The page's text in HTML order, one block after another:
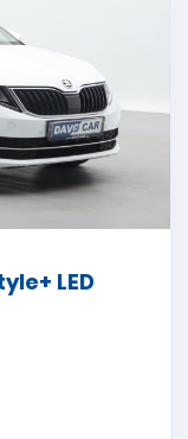
LED